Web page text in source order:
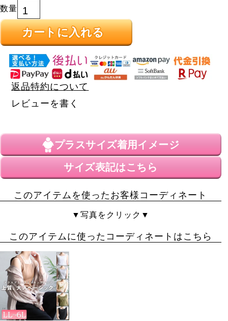
カートに入れる
返品特約について
レビューを書く
プラスサイズ着用イメージ
サイズ表記はこちら
このアイテムを使ったお客様コーディネート
▼写真をクリック▼
このアイテムに使ったコーディネートはこちら